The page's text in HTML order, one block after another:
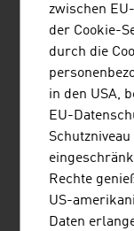
AT & S
AT&S ist ein
zwischen
der Cookie-
durch die
in den USA,
EU-
Rechte
US-
Daten